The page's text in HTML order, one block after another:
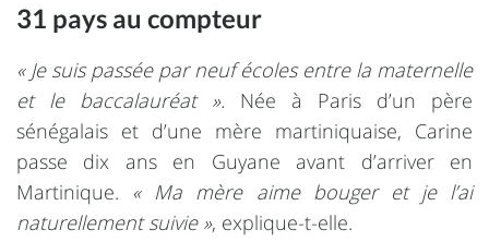
31 pays au compteur
« Je suis passée par neuf écoles entre la maternelle
et le baccalauréat ». Née à Paris d’un père
sénégalais et d’une mère martiniquaise, Carine
passe dix ans en Guyane avant d’arriver en
Martinique. « Ma mère aime bouger et je l’ai
naturellement suivie », explique-t-elle.